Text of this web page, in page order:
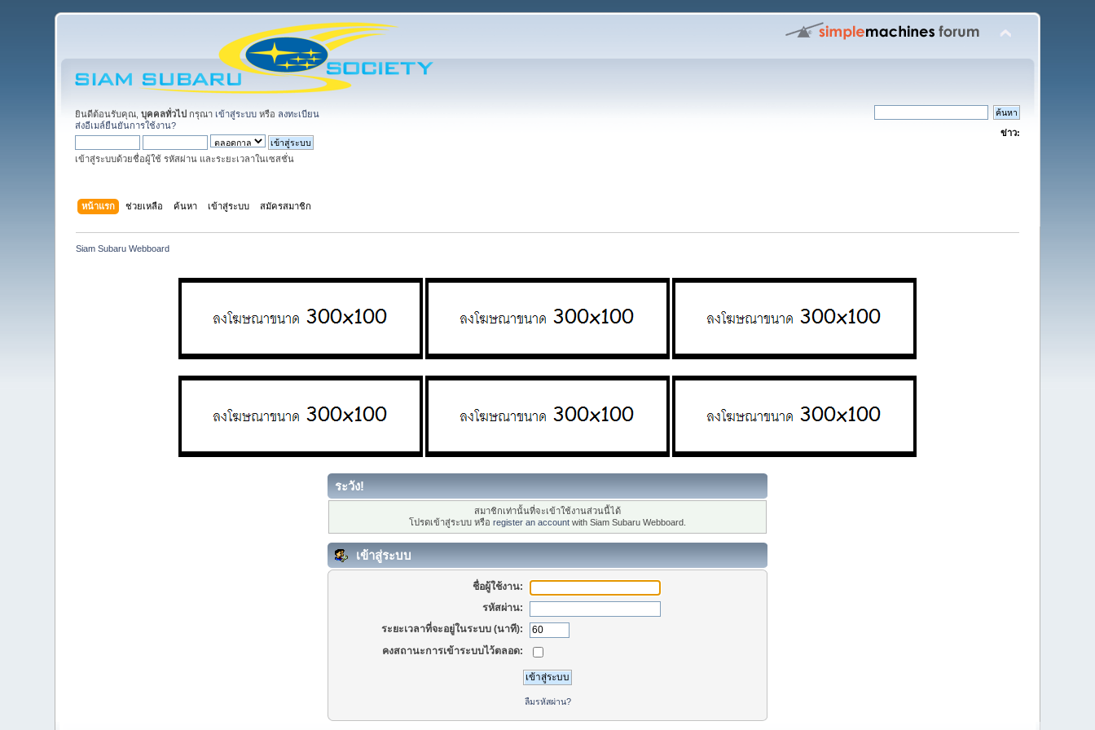
ยินดีต้อนรับคุณ,บุคคลทั่วไป กรุณา เข้าสู่ระบบ หรือ ลงทะเบียน
ส่งอีเมล์ยืนยันการใช้งาน?
เข้าสู่ระบบด้วยชื่อผู้ใช้ รหัสผ่าน และระยะเวลาในเซสชั่น
ข่าว:
หน้าแรก ช่วยเหลือ ค้นหา เข้าสู่ระบบ สมัครสมาชิก
Siam Subaru Webboard
ระวัง!
สมาชิกเท่านั้นที่จะเข้าใช้งานส่วนนี้ได้
โปรดเข้าสู่ระบบ หรือ register an account with Siam Subaru Webboard.
เข้าสู่ระบบ
ชื่อผู้ใช้งาน:
รหัสผ่าน:
ระยะเวลาที่จะอยู่ในระบบ (นาที):
คงสถานะการเข้าระบบไว้ตลอด:
ลืมรหัสผ่าน?